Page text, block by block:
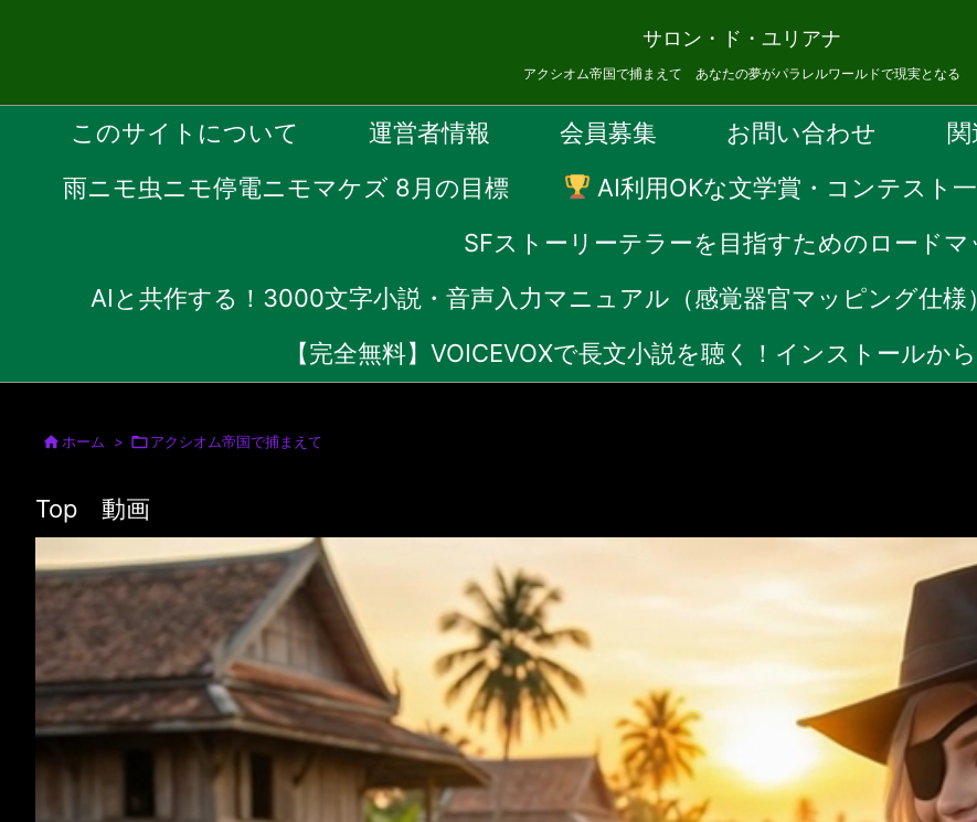
サロン・ド・ユリアナ
アクシオム帝国で捕まえて あなたの夢がパラレルワールドで現実となる
このサイトについて 運営者情報 会員募集 お問い合わせ 関
雨ニモ虫ニモ停電ニモマケズ 8月の目標
AI利用OKな文学賞・コンテスト
SFストーリーテラーを目指すためのロードマ
AIと共作する！3000文字小説・音声入力マニュアル（感覚器官マッピング仕様）
【完全無料】VOICEVOXで長文小説を聴く！インストールか
 ホーム > アクシオム帝国で捕まえて
Top 動画